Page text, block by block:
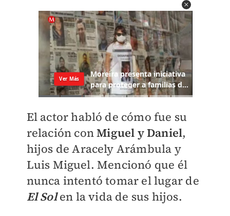
El actor habló de cómo fue su
relación conMiguel y Daniel,
hijos de Aracely Arámbula y
Luis Miguel. Mencionó que él
nunca intentó tomar el lugar de
El Solen la vida de sus hijos.